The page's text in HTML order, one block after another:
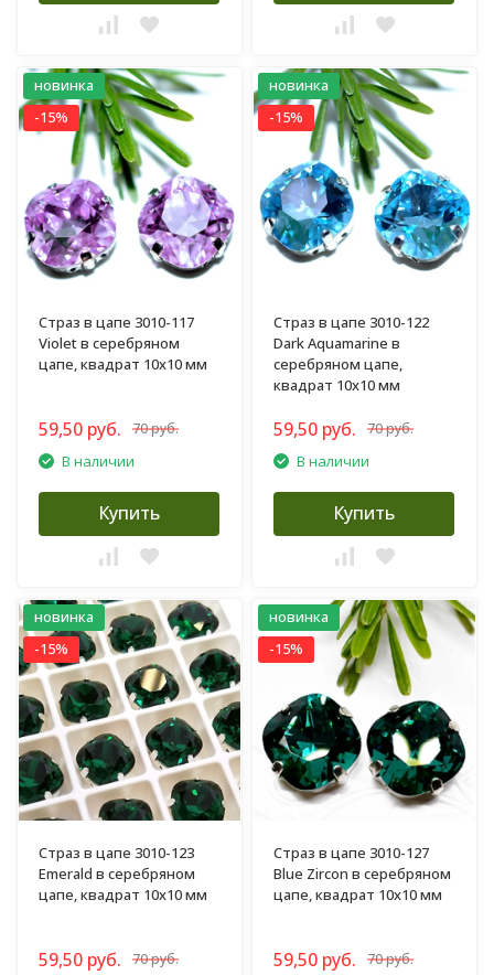
новинка
-15%
Страз в цапе 3010-117
Violet в серебряном
цапе, квадрат 10х10 мм
59,50 руб. 70 руб.
В наличии
Купить
новинка
-15%
Страз в цапе 3010-122
Dark Aquamarine в
серебряном цапе,
квадрат 10х10 мм
59,50 руб. 70 руб.
В наличии
Купить
новинка
-15%
Страз в цапе 3010-123
Emerald в серебряном
цапе, квадрат 10х10 мм
59,50 руб. 70 руб.
новинка
-15%
Страз в цапе 3010-127
Blue Zircon в серебряном
цапе, квадрат 10х10 мм
59,50 руб. 70 руб.